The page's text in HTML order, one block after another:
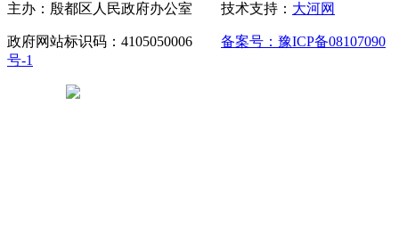
主办：殷都区人民政府办公室 技术支持： 大河网
政府网站标识码：4105050006 备案号：豫ICP备08107090
号-1